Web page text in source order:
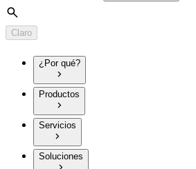
Búsqueda
Claro
¿Por qué?
Productos
Servicios
Soluciones